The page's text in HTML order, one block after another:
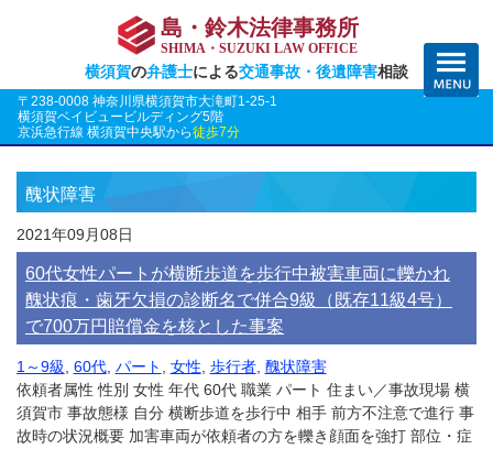
島・鈴木法律事務所
SHIMA・SUZUKI LAW OFFICE
横須賀の弁護士による交通事故・後遺障害相談
〒238-0008 神奈川県横須賀市大滝町1-25-1
横須賀ベイビュービルディング5階
京浜急行線 横須賀中央駅から徒歩7分
醜状障害
2021年09月08日
60代女性パートが横断歩道を歩行中被害車両に轢かれ
醜状痕・歯牙欠損の診断名で併合9級（既存11級4号）
で700万円賠償金を核とした事案
1～9級, 60代, パート , 女性, 歩行者, 醜状障害
依頼者属性 性別 女性 年代 60代 職業 パート 住まい／事故現場 横
須賀市 事故態様 自分 横断歩道を歩行中 相手 前方不注意で進行 事
故時の状況概要 加害車両が依頼者の方を轢き顔面を強打 部位・症